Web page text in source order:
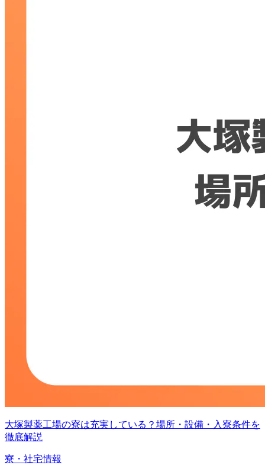
大塚製薬工場の寮は充実している？場所・設備・入寮条件を
徹底解説
寮・社宅情報